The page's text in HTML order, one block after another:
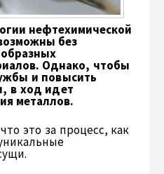
нефтехимической
без
Однако, чтобы
и повысить
в ход идет
металлов.
это за процесс, как